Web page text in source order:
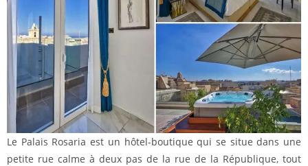
Le Palais Rosaria est un hôtel-boutique qui se situe dans une
petite rue calme à deux pas de la rue de la République, tout